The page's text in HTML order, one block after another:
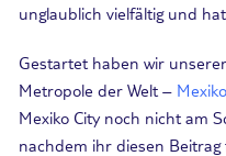
unglaublich vielfältig und
Gestartet haben wir
Metropole der Welt –
Mexiko City noch nicht am
nachdem ihr diesen